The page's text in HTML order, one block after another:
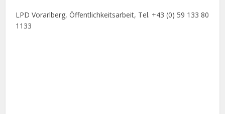
LPD Vorarlberg, Öffentlichkeitsarbeit, Tel. +43 (0) 59 133 80
1133